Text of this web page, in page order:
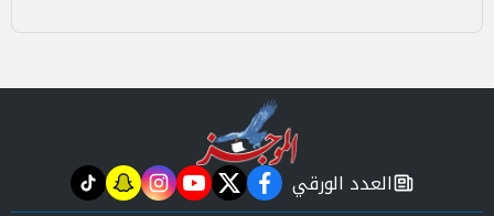
newspaper
العدد الورقي facebook
twitter
youtube
instagram
snapchat
tiktok